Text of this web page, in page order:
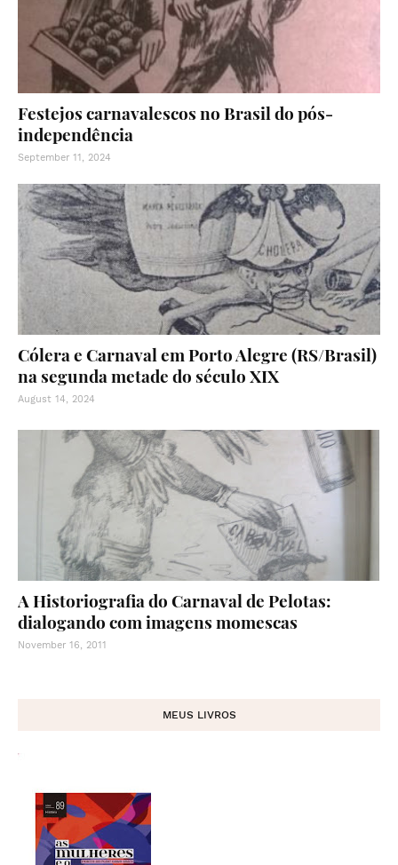
Festejos carnavalescos no Brasil do pós-
independência
September 11, 2024
Cólera e Carnaval em Porto Alegre (RS/Brasil)
na segunda metade do século XIX
August 14, 2024
A Historiografia do Carnaval de Pelotas:
dialogando com imagens momescas
November 16, 2011
MEUS LIVROS